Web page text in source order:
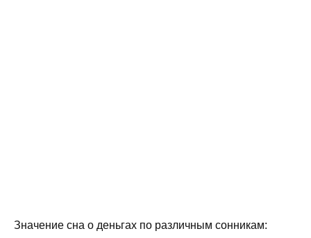
Значение сна о деньгах по различным сонникам: